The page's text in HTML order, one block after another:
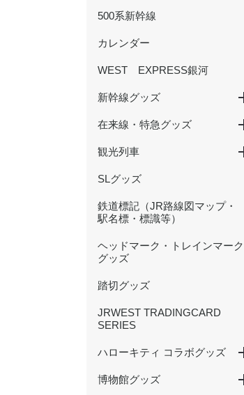
500系新幹線
カレンダー
WEST EXPRESS銀河
新幹線グッズ
山陽新幹線
北陸新幹線
500 TYPE EVA
在来線・特急グッズ
国鉄型列車
201系
大阪環状線
新快速
特急くろしお
特急まほろば(安寧・悠久)
特急やくも（381・273系
かにカニエクスプレス
トワイライトエクスプレス
北陸本線（サンダーバード・
観光列車
SAKU美SAKU楽
あめつち
はなあかり
SLグッズ
鉄道標記（JR路線図マップ・
駅名標・標識等）
ヘッドマーク・トレインマーク
グッズ
踏切グッズ
JRWEST TRADINGCARD
SERIES
ハローキティ コラボグッズ
ハローキティ新幹線
ハローキティ×大阪環状線
ハローキティ はるか
博物館グッズ